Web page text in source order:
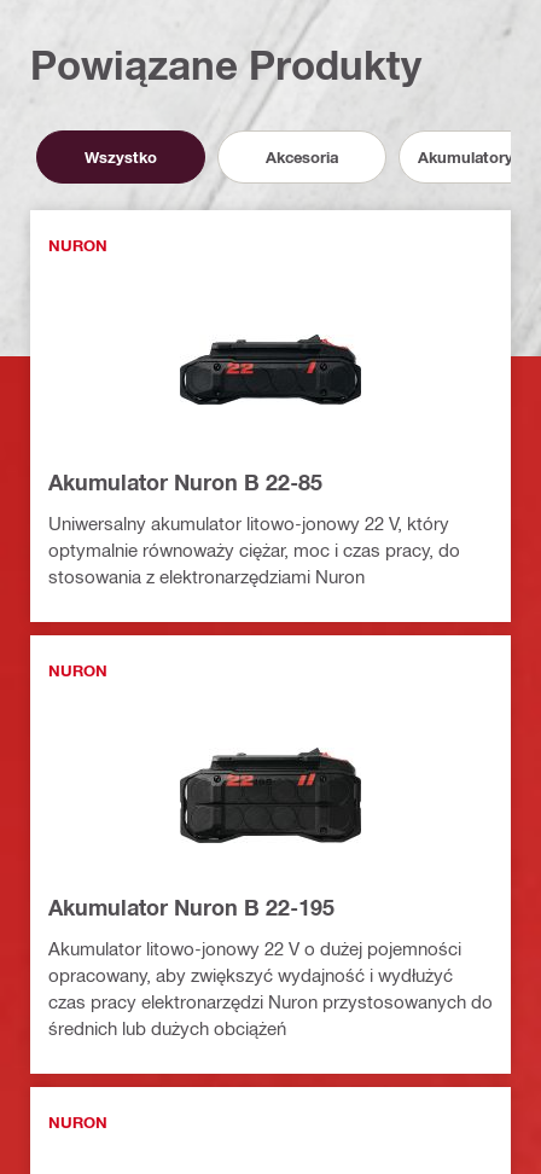
Powiązane Produkty
Wszystko Akcesoria Akumulatory i
NURON
Akumulator Nuron B 22-85
Uniwersalny akumulator litowo-jonowy 22 V, który
optymalnie równoważy ciężar, moc i czas pracy, do
stosowania z elektronarzędziami Nuron
NURON
Akumulator Nuron B 22-195
Akumulator litowo-jonowy 22 V o dużej pojemności
opracowany, aby zwiększyć wydajność i wydłużyć
czas pracy elektronarzędzi Nuron przystosowanych do
średnich lub dużych obciążeń
NURON